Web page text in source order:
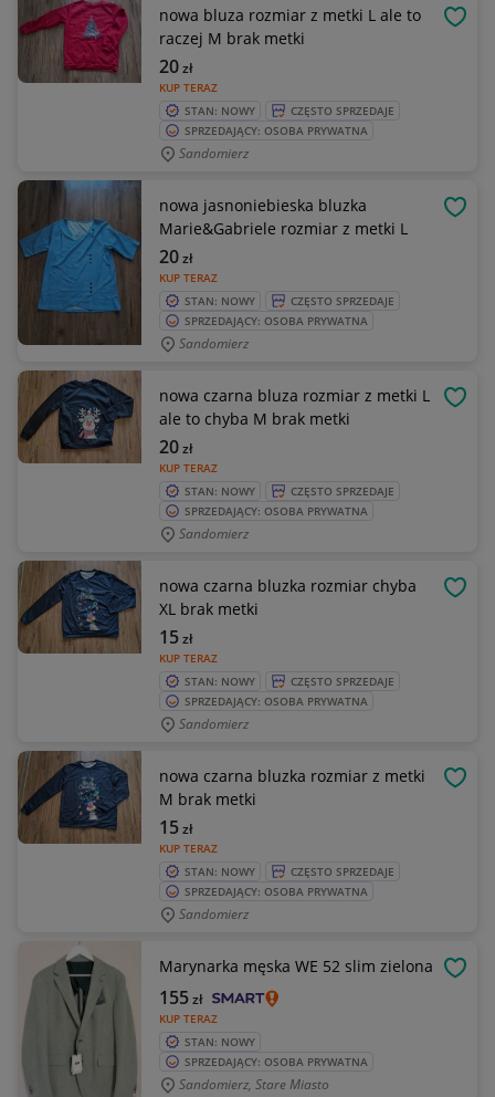
nowa bluza rozmiar z metki L ale to
raczej M brak metki
KUP TERAZ
20zł
STAN: NOWY
CZĘSTO SPRZEDAJE
SPRZEDAJĄCY: OSOBA PRYWATNA
Sandomierz
nowa jasnoniebieska bluzka
Marie&Gabriele rozmiar z metki L
KUP TERAZ
20zł
STAN: NOWY
CZĘSTO SPRZEDAJE
SPRZEDAJĄCY: OSOBA PRYWATNA
Sandomierz
nowa czarna bluza rozmiar z metki L
ale to chyba M brak metki
KUP TERAZ
20zł
STAN: NOWY
CZĘSTO SPRZEDAJE
SPRZEDAJĄCY: OSOBA PRYWATNA
Sandomierz
nowa czarna bluzka rozmiar chyba
XL brak metki
KUP TERAZ
15zł
STAN: NOWY
CZĘSTO SPRZEDAJE
SPRZEDAJĄCY: OSOBA PRYWATNA
Sandomierz
nowa czarna bluzka rozmiar z metki
M brak metki
KUP TERAZ
15zł
STAN: NOWY
CZĘSTO SPRZEDAJE
SPRZEDAJĄCY: OSOBA PRYWATNA
Sandomierz
Marynarka męska WE 52 slim zielona
KUP TERAZ
155zł
STAN: NOWY
SPRZEDAJĄCY: OSOBA PRYWATNA
Sandomierz, Stare Miasto